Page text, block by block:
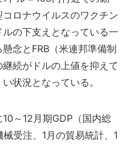
ロナウイルスのワクチン
の下支えとなっている一
念とFRB（米連邦準備制
続がドルの上値を抑えて
状況となっている。
～12月期GDP（国内総
受注、1月の貿易統計、1